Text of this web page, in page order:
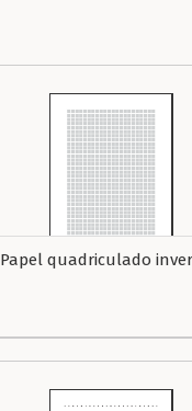
Papel quadriculado